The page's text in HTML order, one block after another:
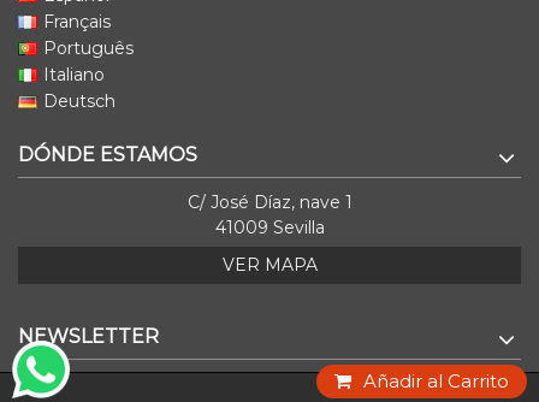
Français
Português
Italiano
Deutsch
DÓNDE ESTAMOS
C/ José Díaz, nave 1
41009 Sevilla
VER MAPA
NEWSLETTER
Añadir al Carrito